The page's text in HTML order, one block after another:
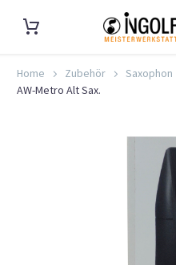
Home Zubehör Saxophon
AW-Metro Alt Sax.